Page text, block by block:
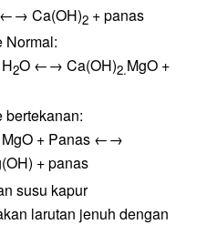
Ca(OH)2 + panas
Normal:
2O ←→ Ca(OH)2.MgO +
bertekanan:
MgO + Panas ←→
+ panas
susu kapur
larutan jenuh dengan